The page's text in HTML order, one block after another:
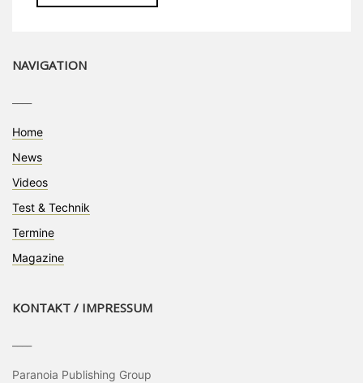
NAVIGATION
Home
News
Videos
Test & Technik
Termine
Magazine
KONTAKT / IMPRESSUM
Paranoia Publishing Group